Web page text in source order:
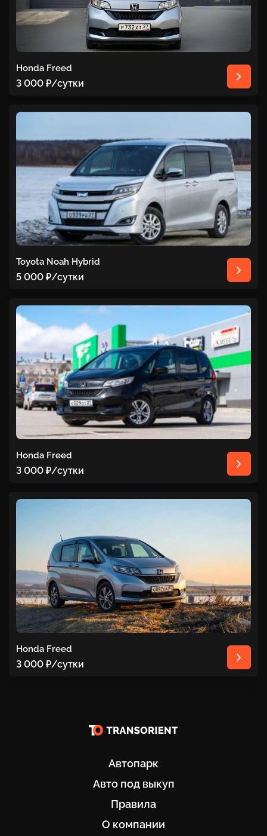
Honda Freed
3 000 ₽/сутки
Toyota Noah Hybrid
5 000 ₽/сутки
Honda Freed
3 000 ₽/сутки
Honda Freed
3 000 ₽/сутки
Автопарк
Авто под выкуп
Правила
О компании